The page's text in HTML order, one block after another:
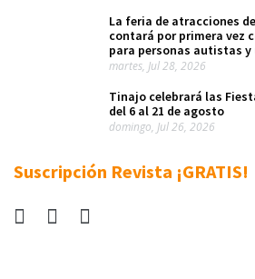
La feria de atracciones
contará por primera vez
para personas autistas y
martes, Jul 28, 2026
Tinajo celebrará las
del 6 al 21 de agosto
domingo, Jul 26, 2026
Suscripción Revista ¡GRATIS!